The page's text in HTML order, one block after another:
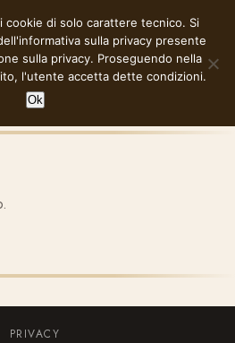
PRIVACY
cookie di solo carattere tecnico. Si
sulla privacy presente
sulla privacy. Proseguendo nella
l'utente accetta dette condizioni.
Ok